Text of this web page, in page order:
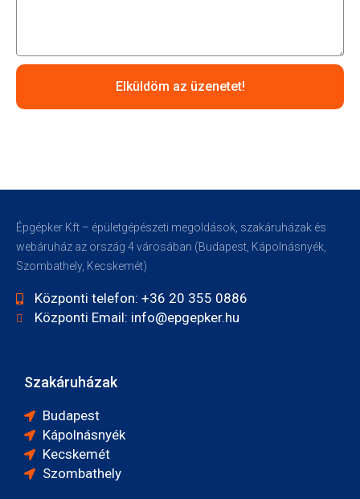
Elküldöm az üzenetet!
Épgépker Kft – épületgépészeti megoldások, szakáruházak és
webáruház az ország 4 városában (Budapest, Kápolnásnyék,
Szombathely, Kecskemét)
Központi telefon: +36 20 355 0886
Központi Email: info@epgepker.hu
Szakáruházak
Budapest
Kápolnásnyék
Kecskemét
Szombathely